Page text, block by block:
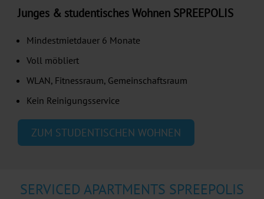
Junges & studentisches Wohnen SPREEPOLIS
Mindestmietdauer 6 Monate
Voll möbliert
WLAN, Fitnessraum, Gemeinschaftsraum
Kein Reinigungsservice
ZUM STUDENTISCHEN WOHNEN
SERVICED APARTMENTS SPREEPOLIS